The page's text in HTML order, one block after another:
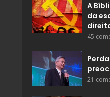
A
da
45
21